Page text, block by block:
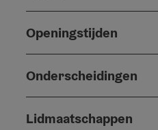
Openingstijden
Onderscheidingen
Lidmaatschappen